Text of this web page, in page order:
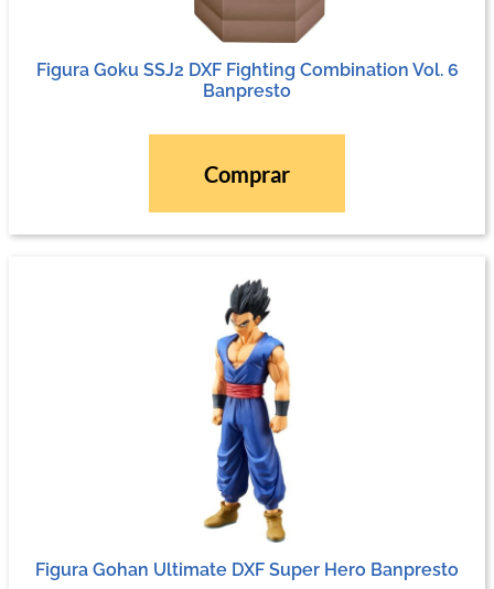
Figura Goku SSJ2 DXF Fighting Combination Vol. 6
Banpresto
Comprar
Figura Gohan Ultimate DXF Super Hero Banpresto